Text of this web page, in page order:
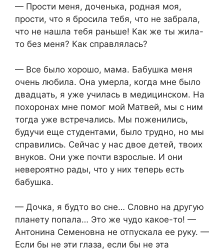
— Прости меня, доченька, родная моя,
прости, что я бросила тебя, что не забрала,
что не нашла тебя раньше! Как же ты жила-
то без меня? Как справлялась?
— Все было хорошо, мама. Бабушка меня
очень любила. Она умерла, когда мне было
двадцать, я уже училась в медицинском. На
похоронах мне помог мой Матвей, мы с ним
тогда уже встречались. Мы поженились,
будучи еще студентами, было трудно, но мы
справились. Сейчас у нас двое детей, твоих
внуков. Они уже почти взрослые. И они
невероятно рады, что у них теперь есть
бабушка.
— Дочка, я будто во сне… Словно на другую
планету попала… Это же чудо какое-то! —
Антонина Семеновна не отпускала ее руку. —
Если бы не эти глаза, если бы не эта